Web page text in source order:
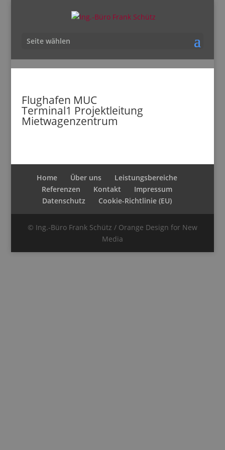
Seite wählen
Flughafen MUC
Terminal1 Projektleitung
Mietwagenzentrum
Home Über uns
Leistungsbereiche
Referenzen
Kontakt
Impressum
Datenschutz
Cookie-Richtlinie (EU)
© Ing.-Büro Frank Schütz / Orange Design for New
Media